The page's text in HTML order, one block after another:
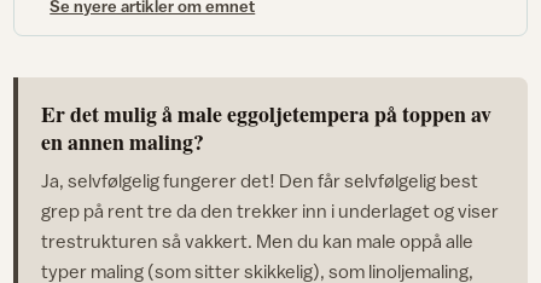
Se nyere artikler om emnet
Er det mulig å male eggoljetempera på toppen av
en annen maling?
Ja, selvfølgelig fungerer det! Den får selvfølgelig best
grep på rent tre da den trekker inn i underlaget og viser
trestrukturen så vakkert. Men du kan male oppå alle
typer maling (som sitter skikkelig), som linoljemaling,